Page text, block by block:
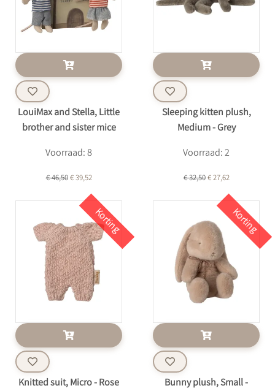
LouiMax and Stella, Little
brother and sister mice
Voorraad: 8
€ 46,50€ 39,52
Sleeping kitten plush,
Medium - Grey
Voorraad: 2
€ 32,50€ 27,62
Korting
Knitted suit, Micro - Rose
Korting
Bunny plush, Small -